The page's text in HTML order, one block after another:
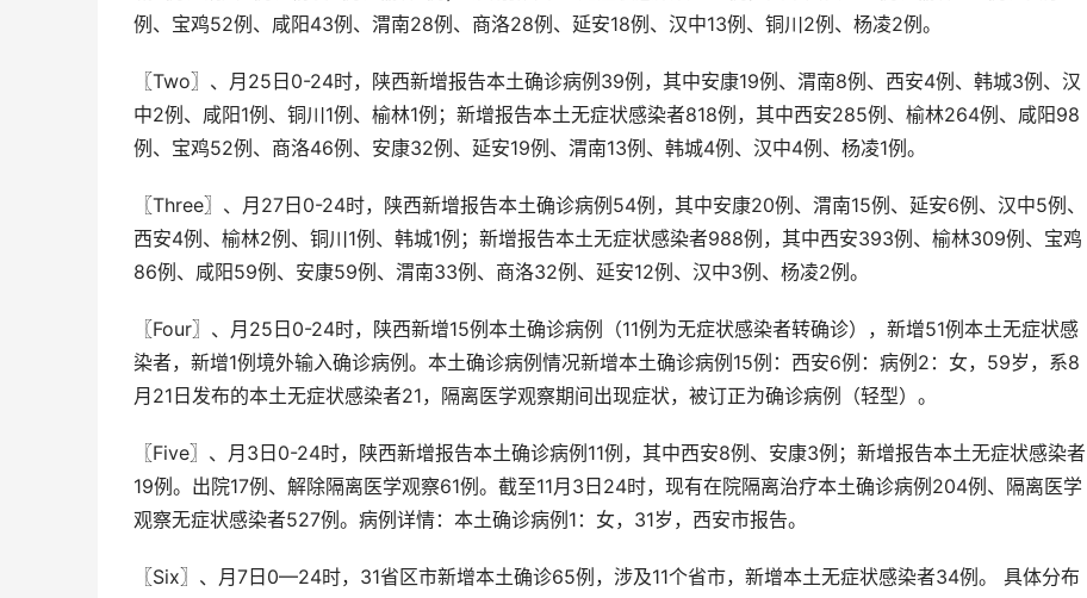
例、宝鸡52例、咸阳43例、渭南28例、商洛28例、延安18例、汉中13例、铜川2例、杨凌2例。
〖Two〗、月25日0-24时，陕西新增报告本土确诊病例39例，其中安康19例、渭南8例、西安4例、韩城3例、汉
中2例、咸阳1例、铜川1例、榆林1例；新增报告本土无症状感染者818例，其中西安285例、榆林264例、咸阳98
例、宝鸡52例、商洛46例、安康32例、延安19例、渭南13例、韩城4例、汉中4例、杨凌1例。
〖Three〗、月27日0-24时，陕西新增报告本土确诊病例54例，其中安康20例、渭南15例、延安6例、汉中5例、
西安4例、榆林2例、铜川1例、韩城1例；新增报告本土无症状感染者988例，其中西安393例、榆林309例、宝鸡
86例、咸阳59例、安康59例、渭南33例、商洛32例、延安12例、汉中3例、杨凌2例。
〖Four〗、月25日0-24时，陕西新增15例本土确诊病例（11例为无症状感染者转确诊），新增51例本土无症状感
染者，新增1例境外输入确诊病例。本土确诊病例情况新增本土确诊病例15例：西安6例：病例2：女，59岁，系8
月21日发布的本土无症状感染者21，隔离医学观察期间出现症状，被订正为确诊病例（轻型）。
〖Five〗、月3日0-24时，陕西新增报告本土确诊病例11例，其中西安8例、安康3例；新增报告本土无症状感染者
19例。出院17例、解除隔离医学观察61例。截至11月3日24时，现有在院隔离治疗本土确诊病例204例、隔离医学
观察无症状感染者527例。病例详情：本土确诊病例1：女，31岁，西安市报告。
〖Six〗、月7日0—24时，31省区市新增本土确诊65例，涉及11个省市，新增本土无症状感染者34例。 具体分布